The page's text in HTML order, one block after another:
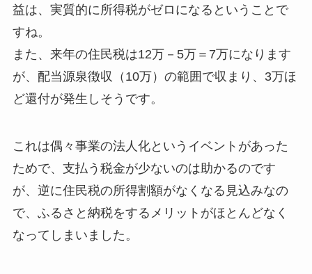
益は、実質的に所得税がゼロになるということで
すね。
また、来年の住民税は12万－5万＝7万になります
が、配当源泉徴収（10万）の範囲で収まり、3万ほ
ど還付が発生しそうです。
これは偶々事業の法人化というイベントがあった
ためで、支払う税金が少ないのは助かるのです
が、逆に住民税の所得割額がなくなる見込みなの
で、ふるさと納税をするメリットがほとんどなく
なってしまいました。